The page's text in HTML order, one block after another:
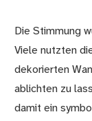
Die Stimmung
Viele nutzten
dekorierten
ablichten zu
damit ein